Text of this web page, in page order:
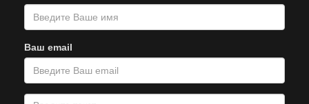
Ваш email